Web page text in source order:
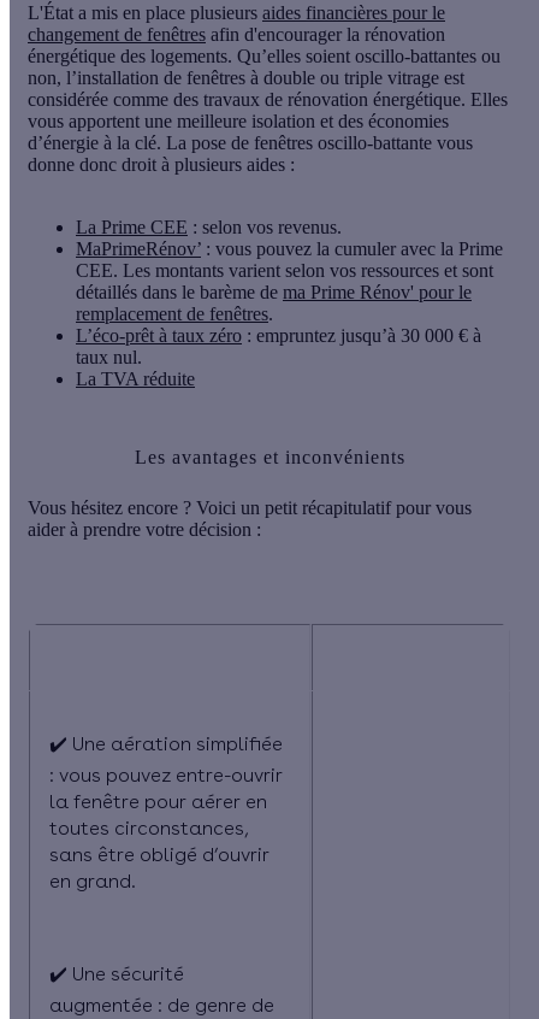
L'État a mis en place plusieurs aides financières pour le
changement de fenêtres afin d'encourager la rénovation
énergétique des logements. Qu’elles soient oscillo-battantes ou
non, l’installation de fenêtres à double ou triple vitrage est
considérée comme des travaux de rénovation énergétique. Elles
vous apportent une meilleure isolation et des économies
d’énergie à la clé. La pose de fenêtres oscillo-battante vous
donne donc droit à plusieurs aides :
La Prime CEE : selon vos revenus.
MaPrimeRénov’ : vous pouvez la cumuler avec la Prime
CEE. Les montants varient selon vos ressources et sont
détaillés dans le barème de ma Prime Rénov' pour le
remplacement de fenêtres.
L’éco-prêt à taux zéro : empruntez jusqu’à 30 000 € à
taux nul.
La TVA réduite
Les avantages et inconvénients
Vous hésitez encore ? Voici un petit récapitulatif pour vous
aider à prendre votre décision :
✔️ Une aération simplifiée
: vous pouvez entre-ouvrir
la fenêtre pour aérer en
toutes circonstances,
sans être obligé d’ouvrir
en grand.
✔️ Une sécurité
augmentée : de genre de